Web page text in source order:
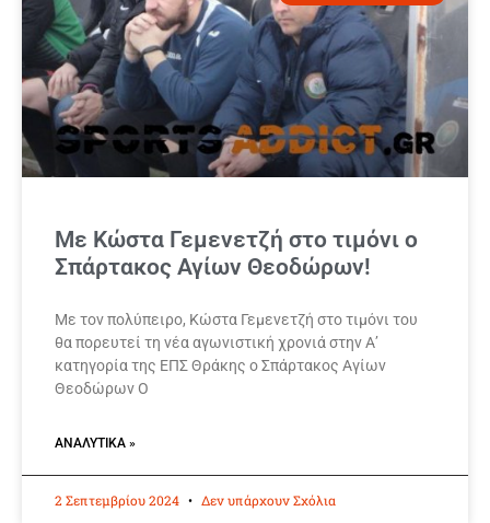
Με Κώστα Γεμενετζή στο τιμόνι ο
Σπάρτακος Αγίων Θεοδώρων!
Με τον πολύπειρο, Κώστα Γεμενετζή στο τιμόνι του
θα πορευτεί τη νέα αγωνιστική χρονιά στην Α’
κατηγορία της ΕΠΣ Θράκης ο Σπάρτακος Αγίων
Θεοδώρων Ο
ΑΝΑΛΥΤΙΚΆ »
2 Σεπτεμβρίου 2024 Δεν υπάρχουν Σχόλια